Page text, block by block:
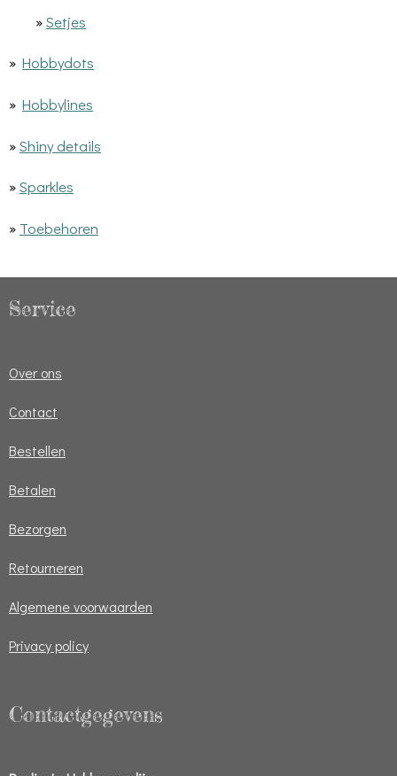
»Setjes
» Hobbydots
» Hobbylines
»Shiny details
»Sparkles
» Toebehoren
Service
Over ons
Contact
Bestellen
Betalen
Bezorgen
Retourneren
Algemene voorwaarden
Privacy policy
Contactgegevens